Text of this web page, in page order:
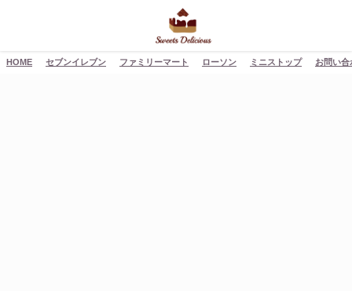
HOME セブンイレブン ファミリーマート ローソン ミニストップ お問い合